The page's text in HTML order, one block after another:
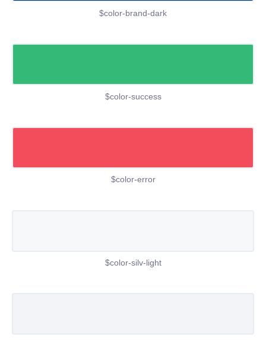
$color-brand-dark
$color-success
$color-error
$color-silv-light